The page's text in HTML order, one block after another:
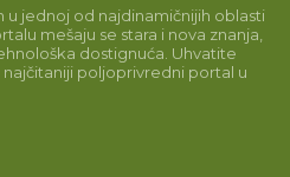
u jednoj od najdinamičnijih oblasti
mešaju se stara i nova znanja,
dostignuća. Uhvatite
poljoprivredni portal u